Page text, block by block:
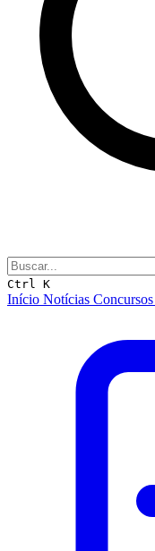
Ctrl K
Início Notícias Concursos